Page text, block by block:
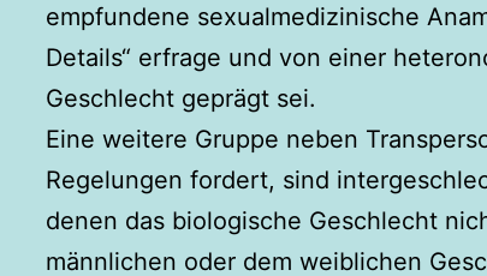
empfundene sexualmedizinische
Details“ erfrage und von einer
Geschlecht geprägt sei.
Eine weitere Gruppe neben
Regelungen fordert, sind
denen das biologische Geschlecht
männlichen oder dem weiblichen